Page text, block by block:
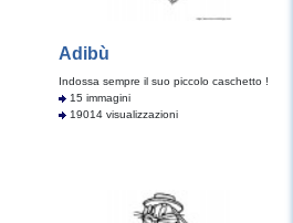
Adibù
Indossa sempre il suo piccolo caschetto !
15 immagini
19014 visualizzazioni